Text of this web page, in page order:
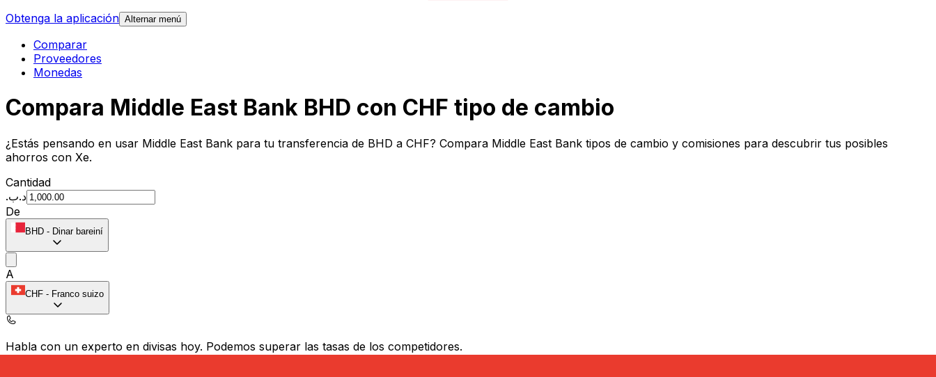
Obtenga la aplicación Alternar menú
Comparar
Proveedores
Monedas
Compara Middle East Bank BHD con CHF tipo de cambio
¿Estás pensando en usar Middle East Bank para tu transferencia de BHD a CHF? Compara Middle East Bank tipos de cambio y comisiones para descubrir tus posibles
ahorros con Xe.
Cantidad
.د.ب
De
BHD - Dinar bareiní
A
CHF - Franco suizo
Habla con un experto en divisas hoy. Podemos superar las tasas de los competidores.